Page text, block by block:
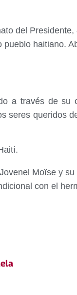
del
haitiano.
a través de su
seres queridos
Moïse y
con el